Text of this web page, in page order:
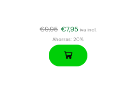
€9,95 €7,95 iva incl.
Ahorras: 20%